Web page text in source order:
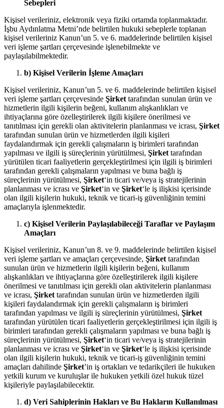
Sebepleri
Kişisel verileriniz, elektronik veya fiziki ortamda toplanmaktadır.
İşbu Aydınlatma Metni’nde belirtilen hukuki sebeplerle toplanan
kişisel verileriniz Kanun’un 5. ve 6. maddelerinde belirtilen kişisel
veri işleme şartları çerçevesinde işlenebilmekte ve
paylaşılabilmektedir.
b) Kişisel Verilerin İşleme Amaçları
Kişisel verileriniz, Kanun’un 5. ve 6. maddelerinde belirtilen kişisel
veri işleme şartları çerçevesinde Şirket tarafından sunulan ürün ve
hizmetlerin ilgili kişilerin beğeni, kullanım alışkanlıkları ve
ihtiyaçlarına göre özelleştirilerek ilgili kişilere önerilmesi ve
tanıtılması için gerekli olan aktivitelerin planlanması ve icrası, Şirket
tarafından sunulan ürün ve hizmetlerden ilgili kişileri
faydalandırmak için gerekli çalışmaların iş birimleri tarafından
yapılması ve ilgili iş süreçlerinin yürütülmesi, Şirket tarafından
yürütülen ticari faaliyetlerin gerçekleştirilmesi için ilgili iş birimleri
tarafından gerekli çalışmaların yapılması ve buna bağlı iş
süreçlerinin yürütülmesi, Şirket‘in ticari ve/veya iş stratejilerinin
planlanması ve icrası ve Şirket‘in ve Şirket‘le iş ilişkisi içerisinde
olan ilgili kişilerin hukuki, teknik ve ticari-iş güvenliğinin temini
amaçlarıyla işlenmektedir.
c) Kişisel Verilerin Paylaşılabileceği Taraflar ve Paylaşım
Amaçları
Kişisel verileriniz, Kanun’un 8. ve 9. maddelerinde belirtilen kişisel
veri işleme şartları ve amaçları çerçevesinde, Şirket tarafından
sunulan ürün ve hizmetlerin ilgili kişilerin beğeni, kullanım
alışkanlıkları ve ihtiyaçlarına göre özelleştirilerek ilgili kişilere
önerilmesi ve tanıtılması için gerekli olan aktivitelerin planlanması
ve icrası, Şirket tarafından sunulan ürün ve hizmetlerden ilgili
kişileri faydalandırmak için gerekli çalışmaların iş birimleri
tarafından yapılması ve ilgili iş süreçlerinin yürütülmesi, Şirket
tarafından yürütülen ticari faaliyetlerin gerçekleştirilmesi için ilgili iş
birimleri tarafından gerekli çalışmaların yapılması ve buna bağlı iş
süreçlerinin yürütülmesi, Şirket‘in ticari ve/veya iş stratejilerinin
planlanması ve icrası ve Şirket‘in ve Şirket‘le iş ilişkisi içerisinde
olan ilgili kişilerin hukuki, teknik ve ticari-iş güvenliğinin temini
amaçları dahilinde Şirket’in iş ortakları ve tedarikçileri ile hukuken
yetkili kurum ve kuruluşlar ile hukuken yetkili özel hukuk tüzel
kişileriyle paylaşılabilecektir.
d) Veri Sahiplerinin Hakları ve Bu Hakların Kullanılması